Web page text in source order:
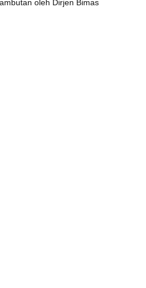
oleh Dirjen Bimas